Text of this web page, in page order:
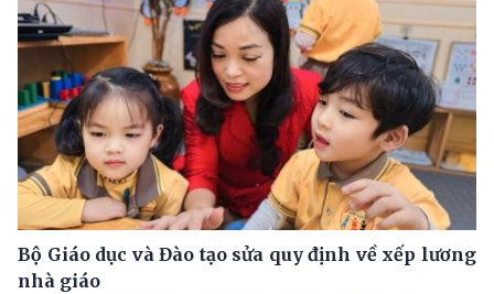
Bộ Giáo dục và Đào tạo sửa quy định về xếp lương
nhà giáo